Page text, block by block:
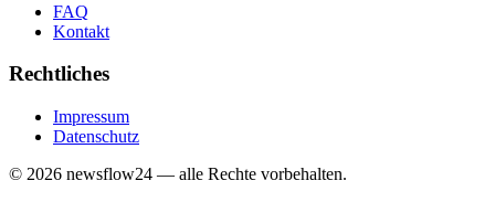
FAQ
Kontakt
Rechtliches
Impressum
Datenschutz
© 2026 newsflow24 — alle Rechte vorbehalten.